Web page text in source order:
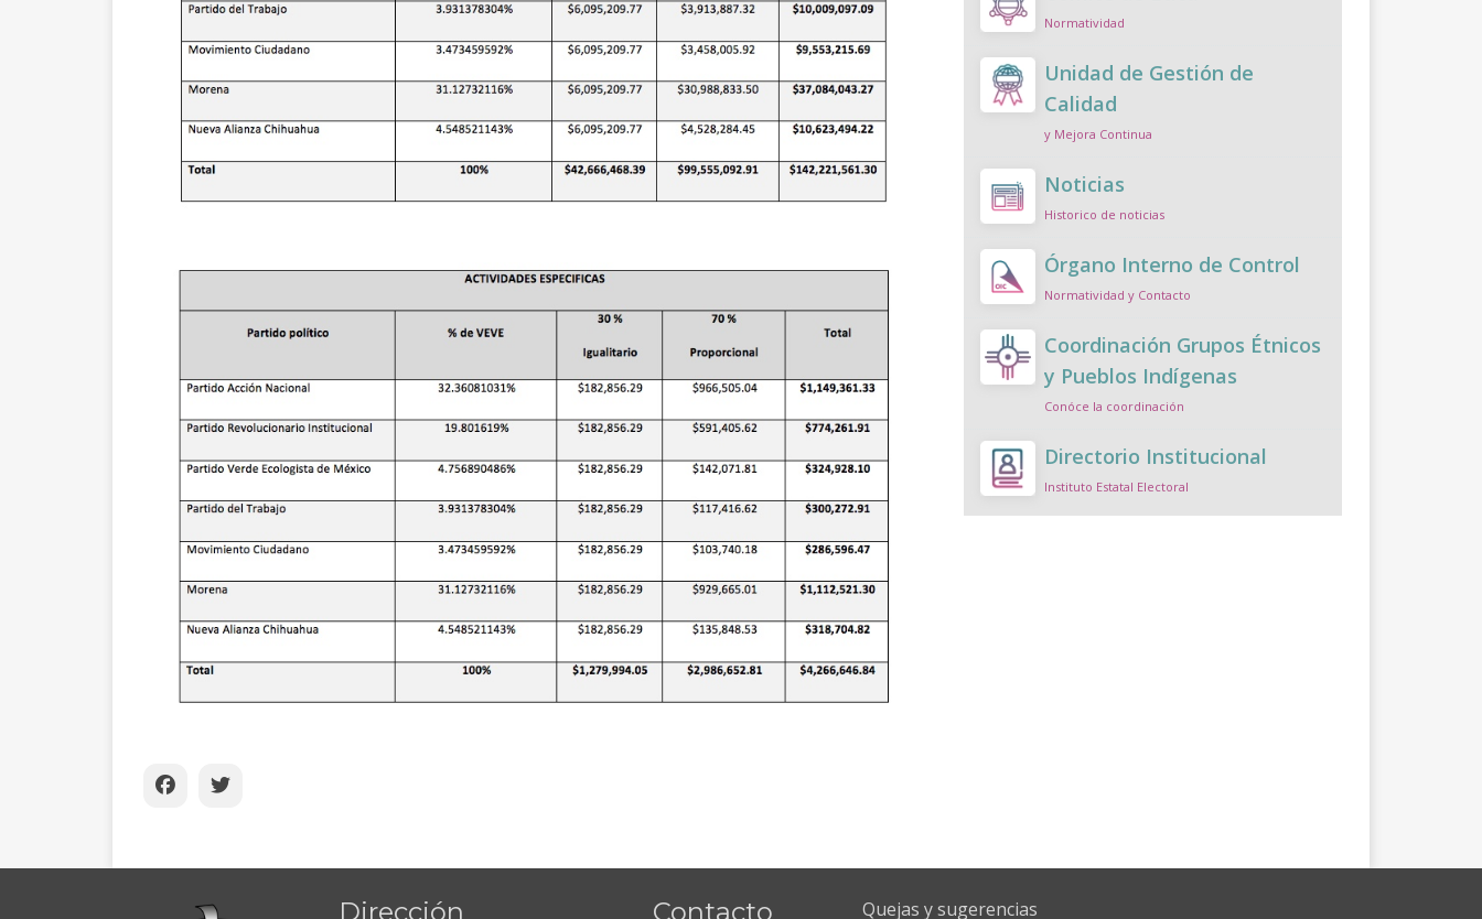
Normatividad
Unidad de Gestión de
Calidad
y Mejora Continua
Noticias
Historico de noticias
Órgano Interno de Control
Normatividad y Contacto
Coordinación Grupos Étnicos
y Pueblos Indígenas
Conóce la coordinación
Directorio Institucional
Instituto Estatal Electoral
Dirección Contacto Quejas y sugerencias